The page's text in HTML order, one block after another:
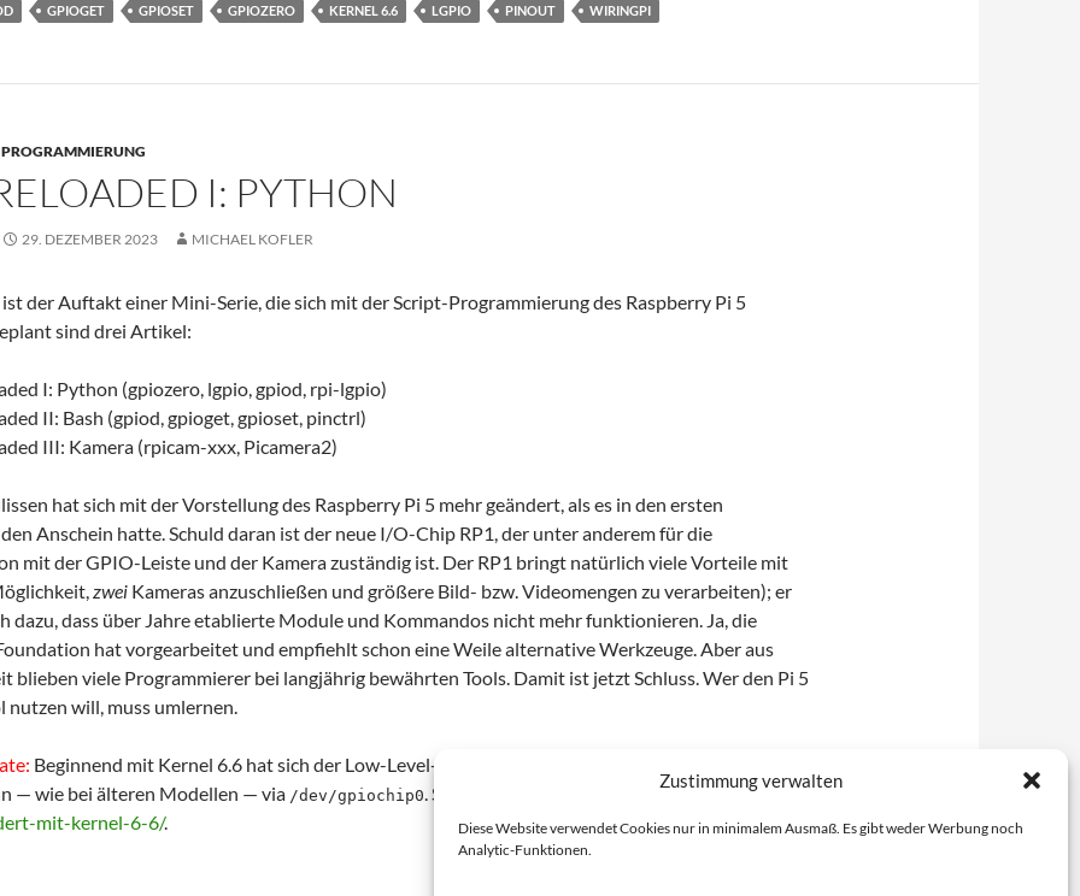
Zustimmung verwalten
Diese Website verwendet Cookies nur in minimalem Ausmaß. Es gibt weder Werbung noch
Analytic-Funktionen.
GPIOGET GPIOSET GPIOZERO KERNEL 6.6 LGPIO PINOUT WIRINGPI
PROGRAMMIERUNG
I: PYTHON
29. DEZEMBER 2023 MICHAEL KOFLER
der Auftakt einer Mini-Serie, die sich mit der Script-Programmierung des Raspberry Pi 5
sind drei Artikel:
I: Python (gpiozero, lgpio, gpiod, rpi-lgpio)
II: Bash (gpiod, gpioget, gpioset, pinctrl)
III: Kamera (rpicam-xxx, Picamera2)
hat sich mit der Vorstellung des Raspberry Pi 5 mehr geändert, als es in den ersten
Anschein hatte. Schuld daran ist der neue I/O-Chip RP1, der unter anderem für die
mit der GPIO-Leiste und der Kamera zuständig ist. Der RP1 bringt natürlich viele Vorteile mit
zweiKameras anzuschließen und größere Bild- bzw. Videomengen zu verarbeiten); er
dazu, dass über Jahre etablierte Module und Kommandos nicht mehr funktionieren. Ja, die
hat vorgearbeitet und empfiehlt schon eine Weile alternative Werkzeuge. Aber aus
blieben viele Programmierer bei langjährig bewährten Tools. Damit ist jetzt Schluss. Wer den Pi 5
nutzen will, muss umlernen.
Beginnend mit Kernel 6.6 hat sich der Low-Level-GPIO-Zugriff beim Raspberry Pi 5 verändert
— wie bei älteren Modellen — via /dev/gpiochip0. Siehe auch
https://pi-buch.info/low-level-gpio-
mit-kernel-6-6/.
I: Python